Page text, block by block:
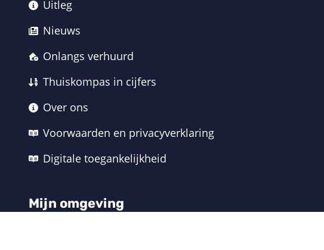
Uitleg
Nieuws
Onlangs verhuurd
Thuiskompas in cijfers
Over ons
Voorwaarden en privacyverklaring
Digitale toegankelijkheid
Mijn omgeving